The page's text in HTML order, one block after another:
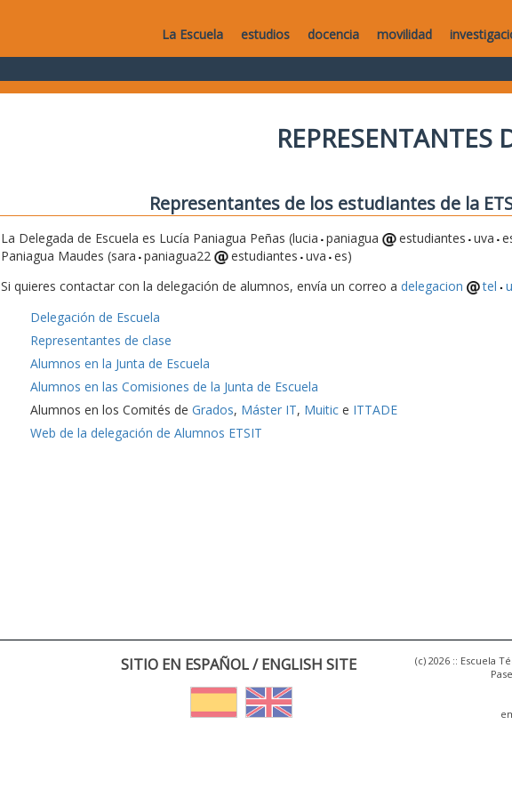
La Escuela estudios docencia movilidad
REPRESENTANTES
Representantes de los estudiantes de la
La Delegada de Escuela es Lucía Paniagua Peñas (lucia paniagua estudiantes uva
Paniagua Maudes (sara paniagua22 estudiantes uva es)
Si quieres contactar con la delegación de alumnos, envía un correo a delegacion tel
Delegación de Escuela
Representantes de clase
Alumnos en la Junta de Escuela
Alumnos en las Comisiones de la Junta de Escuela
Alumnos en los Comités de Grados, Máster IT, Muitice ITTADE
Web de la delegación de Alumnos ETSIT
SITIO EN ESPAÑOL / ENGLISH SITE
(c) 2026 :: Escuela